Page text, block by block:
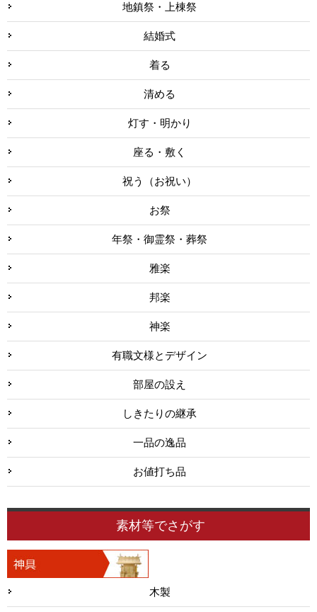
地鎮祭・上棟祭
結婚式
着る
清める
灯す・明かり
座る・敷く
祝う（お祝い）
お祭
年祭・御霊祭・葬祭
雅楽
邦楽
神楽
有職文様とデザイン
部屋の設え
しきたりの継承
一品の逸品
お値打ち品
素材等でさがす
木製